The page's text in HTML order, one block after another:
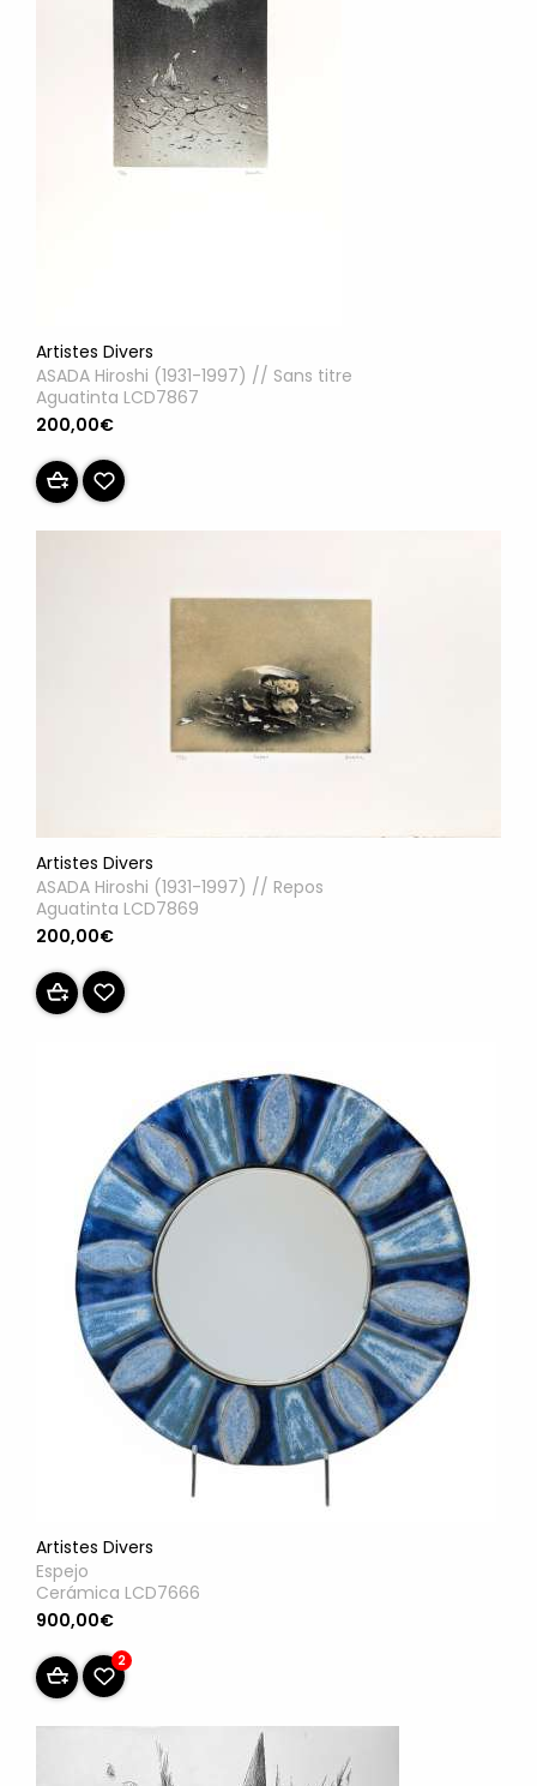
Artistes Divers
ASADA Hiroshi (1931-1997) // Sans titre
Aguatinta LCD7867
200,00€
Artistes Divers
ASADA Hiroshi (1931-1997) // Repos
Aguatinta LCD7869
200,00€
Artistes Divers
Espejo
Cerámica LCD7666
900,00€
2